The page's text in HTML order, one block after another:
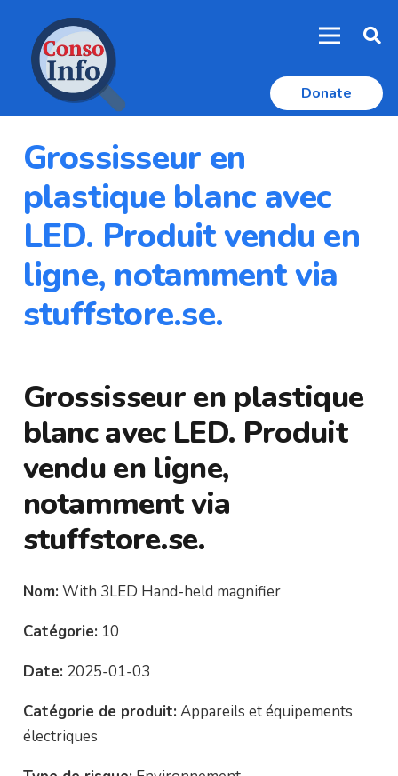
Donate
Grossisseur en
plastique blanc avec
LED. Produit vendu en
ligne, notamment via
stuffstore.se.
Grossisseur en plastique
blanc avec LED. Produit
vendu en ligne,
notamment via
stuffstore.se.
Nom: With 3LED Hand-held magnifier
Catégorie: 10
Date: 2025-01-03
Catégorie de produit: Appareils et équipements
électriques